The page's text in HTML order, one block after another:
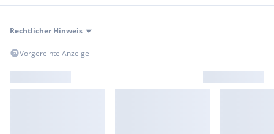
Rechtlicher Hinweis
Vorgereihte Anzeige